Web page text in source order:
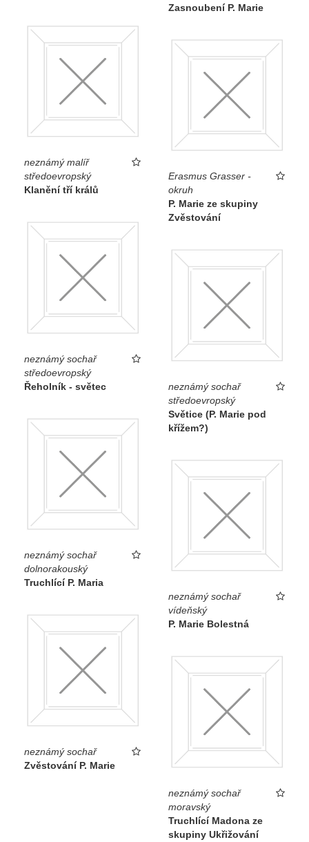
Zasnoubení P. Marie
neznámý malíř
středoevropský
Klanění tří králů
Erasmus Grasser -
okruh
P. Marie ze skupiny
Zvěstování
neznámý sochař
středoevropský
Řeholník - světec
neznámý sochař
středoevropský
Světice (P. Marie pod
křížem?)
neznámý sochař
dolnorakouský
Truchlící P. Maria
neznámý sochař
vídeňský
P. Marie Bolestná
neznámý sochař
Zvěstování P. Marie
neznámý sochař
moravský
Truchlící Madona ze
skupiny Ukřižování